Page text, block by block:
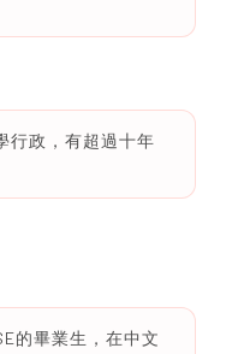
行政，有超過十年
的畢業生，在中文